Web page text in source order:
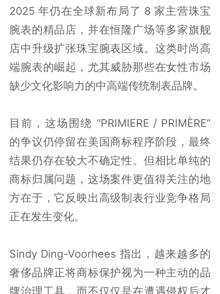
2025 年仍在全球新布局了 8 家主营珠宝
腕表的精品店，并在恒隆广场等多家旗舰
店中升级扩张珠宝腕表区域。这类时尚高
端腕表的崛起，尤其威胁那些在女性市场
缺少文化影响力的中高端传统制表品牌。
目前，这场围绕 “PRIMIERE / PRIMÈRE”
的争议仍停留在美国商标程序阶段，最终
结果仍存在较大不确定性。但相比单纯的
商标归属问题，这场案件更值得关注的地
方在于，它反映出高级制表行业竞争格局
正在发生变化。
Sindy Ding-Voorhees 指出，越来越多的
奢侈品牌正将商标保护视为一种主动的品
牌治理工具，而不仅仅是在遭遇侵权后才